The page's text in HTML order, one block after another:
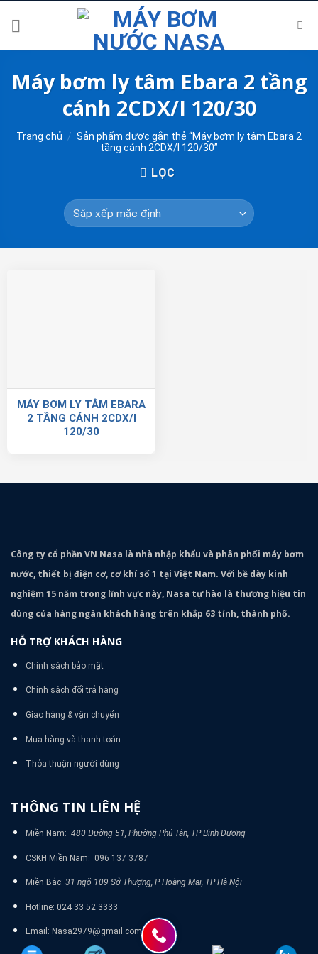
Máy bơm ly tâm Ebara 2 tầng
cánh 2CDX/I 120/30
Trang chủ / Sản phẩm được gắn thẻ “Máy bơm ly tâm Ebara 2
tầng cánh 2CDX/I 120/30”
LỌC
MÁY BƠM LY TÂM EBARA
2 TẦNG CÁNH 2CDX/I
120/30
Công ty cổ phần VN Nasa là nhà nhập khẩu và phân phối máy bơm
nước, thiết bị điện cơ, cơ khí số 1 tại Việt Nam. Với bề dày kinh
nghiệm 15 năm trong lĩnh vực này, Nasa tự hào là thương hiệu tin
dùng của hàng ngàn khách hàng trên khắp 63 tỉnh, thành phố.
HỖ TRỢ KHÁCH HÀNG
Chính sách bảo mật
Chính sách đổi trả hàng
Giao hàng & vận chuyển
Mua hàng và thanh toán
Thỏa thuận người dùng
THÔNG TIN LIÊN HỆ
Miền Nam: 480 Đường 51, Phường Phú Tân, TP Bình Dương
CSKH Miền Nam: 096 137 3787
Miền Bắc: 31 ngõ 109 Sở Thượng, P Hoàng Mai, TP Hà Nội
Hotline: 024 33 52 3333
Email: Nasa2979@gmail.com